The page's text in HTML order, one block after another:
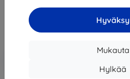
Hyväksy
Mukauta
Hylkää
15,21 €
Hinta ilman ALV:tä
Alennus kupongilla